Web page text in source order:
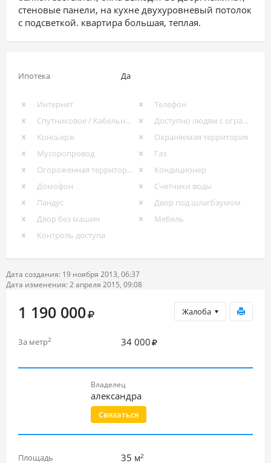
стеновые панели, на кухне двухуровневый потолок
с подсветкой. квартира большая, теплая.
Ипотека Да
Интернет
Телефон
Спутниковое / Кабельное ТВ
Доступно людям с ограниченными возможностями
Консьерж
Охраняемая территория
Мусоропровод
Газ
Огороженная территория
Кондиционер
Домофон
Счетчики воды
Пандус
Двор под шлагбаумом
Двор без машин
Мебель
Контроль доступа
Дата создания: 19 ноября 2013, 06:37
Дата изменения: 2 апреля 2015, 09:08
Жалоба
1 190 000
За метр2 34 000
Владелец
александра
Связаться
Площадь 35 м2